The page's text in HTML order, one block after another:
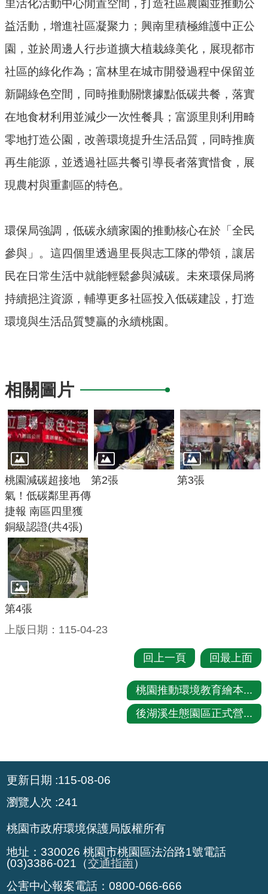
俱
垃
圾
清
運
眾
陳
回
網
站
導
覽
園
R
S
S
E
n
g
l
i
s
h
隱
私
權
政
府
網
資
料
開
放
里活化活動中心閒置空間，打造社區農園並推動公
益活動，增進社區凝聚力；興南里積極維護中正公
園，並於周邊人行步道擴大植栽綠美化，展現都市
社區的綠化作為；富林里在城市開發過程中保留並
新闢綠色空間，同時推動關懷據點低碳共餐，落實
在地食材利用並減少一次性餐具；富源里則利用畸
零地打造公園，改善環境提升生活品質，同時推廣
再生能源，並透過社區共餐引導長者落實惜食，展
現農村與重劃區的特色。
環保局強調，低碳永續家園的推動核心在於「全民
參與」。這四個里透過里長與志工隊的帶領，讓居
民在日常生活中就能輕鬆參與減碳。未來環保局將
持續挹注資源，輔導更多社區投入低碳建設，打造
環境與生活品質雙贏的永續桃園。
相關圖片
桃園減碳超接地
氣！低碳鄰里再傳
捷報 南區四里獲
銅級認證(共4張)
第2張 第3張
第4張
上版日期：115-04-23
回上一頁 回最上面
桃園推動環境教育繪本...
後湖溪生態園區正式營...
更新日期 115-08-06
瀏覽人次 241
桃園市政府環境保護局版權所有
地址：330026 桃園市桃園區法治路1號電話
(03)3386-021（交通指南）
公害中心報案電話：0800-066-666